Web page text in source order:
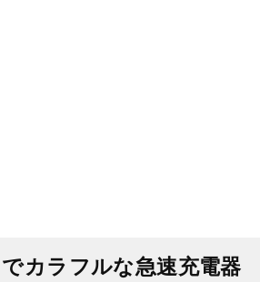
カラフルな急速充電器